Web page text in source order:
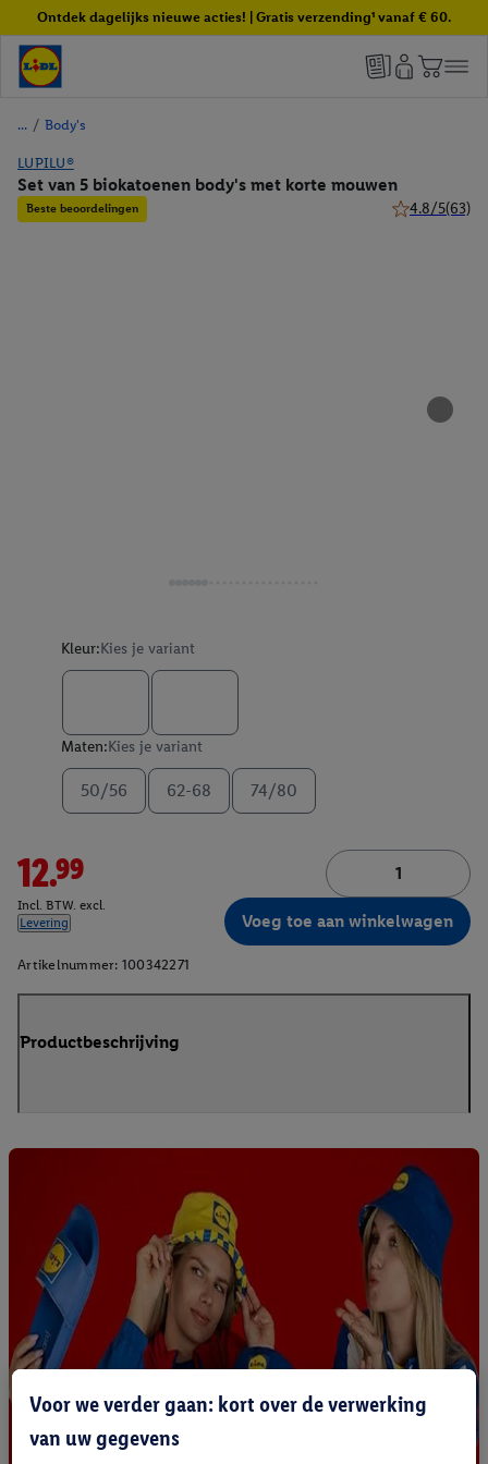
Ontdek dagelijks nieuwe acties! | Gratis verzending¹ vanaf € 60.
/ Body's
LUPILU®
Set van 5 biokatoenen body's met korte mouwen
Beste beoordelingen 4.8/5(63)
Kleur:Kies je variant
Maten:Kies je variant
50/56 62-68 74/80
12.99
Incl. BTW. excl.
Levering
Voeg toe aan winkelwagen
Artikelnummer: 100342271
Productbeschrijving
Voor we verder gaan: kort over de verwerking
van uw gegevens